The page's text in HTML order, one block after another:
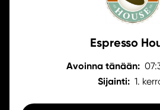
Espresso
Avoinna tänään:
Sijainti: 1.